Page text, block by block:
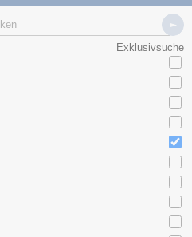
Exklusivsuche